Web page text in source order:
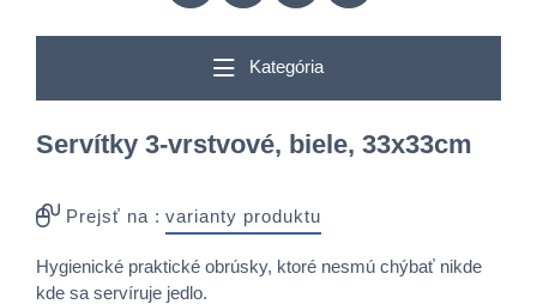
Kategória
Servítky 3-vrstvové, biele, 33x33cm
Prejsť na : varianty produktu
Hygienické praktické obrúsky, ktoré nesmú chýbať nikde
kde sa servíruje jedlo.